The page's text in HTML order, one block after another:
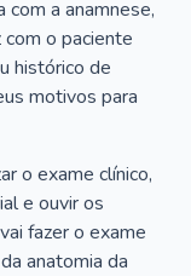
a anamnese,
o paciente
histórico de
motivos para
o exame clínico,
e ouvir os
fazer o exame
anatomia da